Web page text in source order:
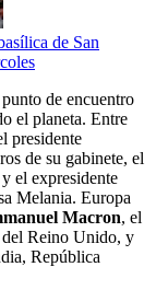
de San
de encuentro
el planeta. Entre
presidente
de su gabinete, el
el expresidente
Melania. Europa
Macron, el
Reino Unido, y
República